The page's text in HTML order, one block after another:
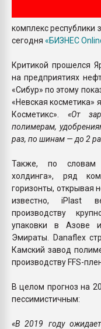
комплекс республики
сегодня «БИЗНЕС
Критикой прошелся
на предприятиях
«Сибур» по этому
«Невская косметика»
Косметикс». «От
полимерам,
раз, по шинам — до 2
Также, по словам
холдинга», ряд
горизонты, открывая
известно, iРlast
производству
упаковки в Азове
Эмираты. Danaflex
Камский завод
производству FFS-
В целом прогноз на
пессимистичным:
«В 2019 году